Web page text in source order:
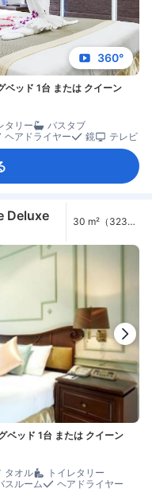
360°
ベッド 1台 または クイーン
タリー
バスタブ
ヘアドライヤー 鏡 テレビ
Deluxe
30 m²（323
ベッド 1台 または クイーン
タオル
トイレタリー
スルーム
ヘアドライヤー